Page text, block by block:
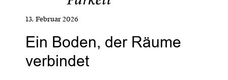
13. Februar 2026
Ein Boden, der Räume
verbindet